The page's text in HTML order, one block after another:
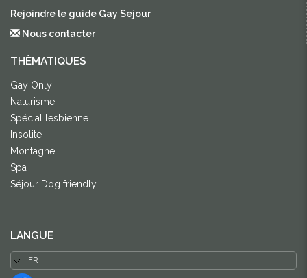
Rejoindre le guide Gay Sejour
Nous contacter
THÈMATIQUES
Gay Only
Naturisme
Spécial lesbienne
Insolite
Montagne
Spa
Séjour Dog friendly
LANGUE